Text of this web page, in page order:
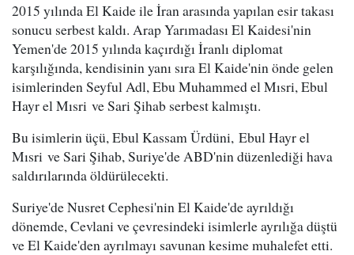
2015 yılında El Kaide ile İran arasında yapılan esir takası
sonucu serbest kaldı. Arap Yarımadası El Kaidesi'nin
Yemen'de 2015 yılında kaçırdığı İranlı diplomat
karşılığında, kendisinin yanı sıra El Kaide'nin önde gelen
isimlerinden Seyful Adl, Ebu Muhammed el Mısri, Ebul
Hayr el Mısri ve Sari Şihab serbest kalmıştı.
Bu isimlerin üçü, Ebul Kassam Ürdüni, Ebul Hayr el
Mısri ve Sari Şihab, Suriye'de ABD'nin düzenlediği hava
saldırılarında öldürülecekti.
Suriye'de Nusret Cephesi'nin El Kaide'de ayrıldığı
dönemde, Cevlani ve çevresindeki isimlerle ayrılığa düştü
ve El Kaide'den ayrılmayı savunan kesime muhalefet etti.